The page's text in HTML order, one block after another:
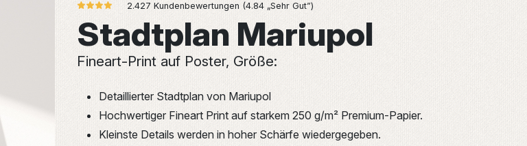
2.427 Kundenbewertungen (4.84 „Sehr Gut”)
Stadtplan Mariupol
Fineart-Print auf Poster, Größe:
Detaillierter Stadtplan von Mariupol
Hochwertiger Fineart Print auf starkem 250 g/m² Premium-Papier.
Kleinste Details werden in hoher Schärfe wiedergegeben.